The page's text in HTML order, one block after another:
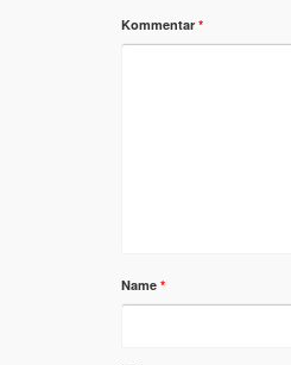
Kommentar *
Name *